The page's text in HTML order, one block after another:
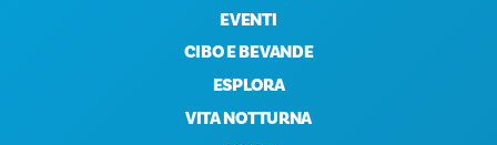
EVENTI
CIBO E BEVANDE
ESPLORA
VITA NOTTURNA